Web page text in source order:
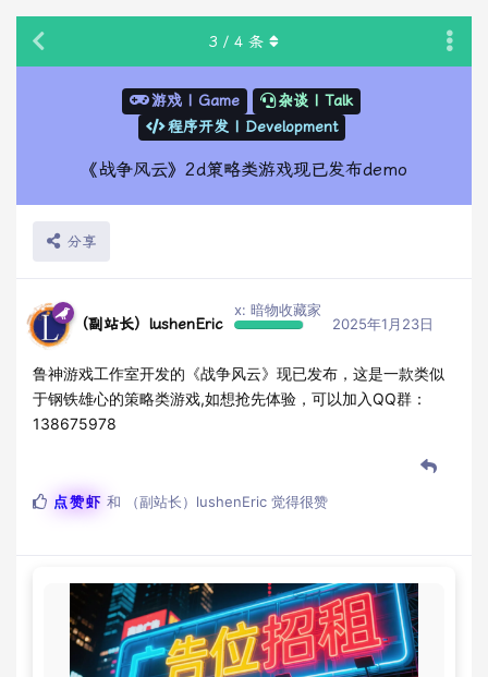
游戏 | Game
杂谈 | Talk
程序开发 | Development
《战争风云》2d策略类游戏现已发布demo
分享
3 / 4 条
（副站长）lushenEric
x: 暗物收藏家
2025年1月23日
鲁神游戏工作室开发的《战争风云》现已发布，这是一款类似
于钢铁雄心的策略类游戏,如想抢先体验，可以加入QQ群：
138675978
点赞虾 和 （副站长）lushenEric 觉得很赞